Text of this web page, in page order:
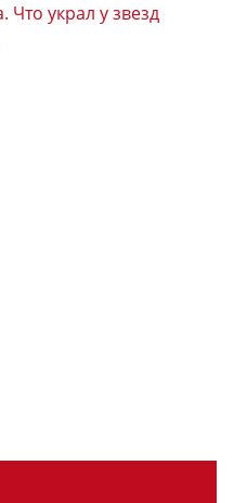
Что украл у звезд